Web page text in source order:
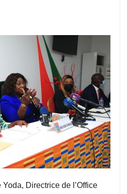
Directrice de l’Office